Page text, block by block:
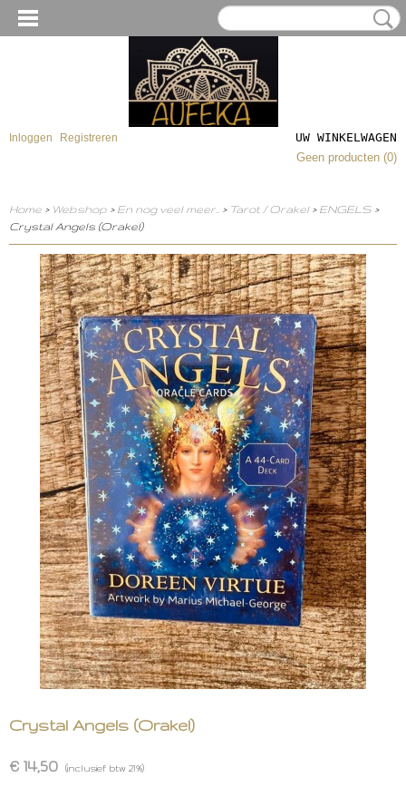
Inloggen Registreren
UW WINKELWAGEN
Geen producten (0)
Home > Webshop > En nog veel meer.. > Tarot / Orakel> ENGELS >
Crystal Angels (Orakel)
Crystal Angels (Orakel)
€ 14,50 (inclusief btw 21%)